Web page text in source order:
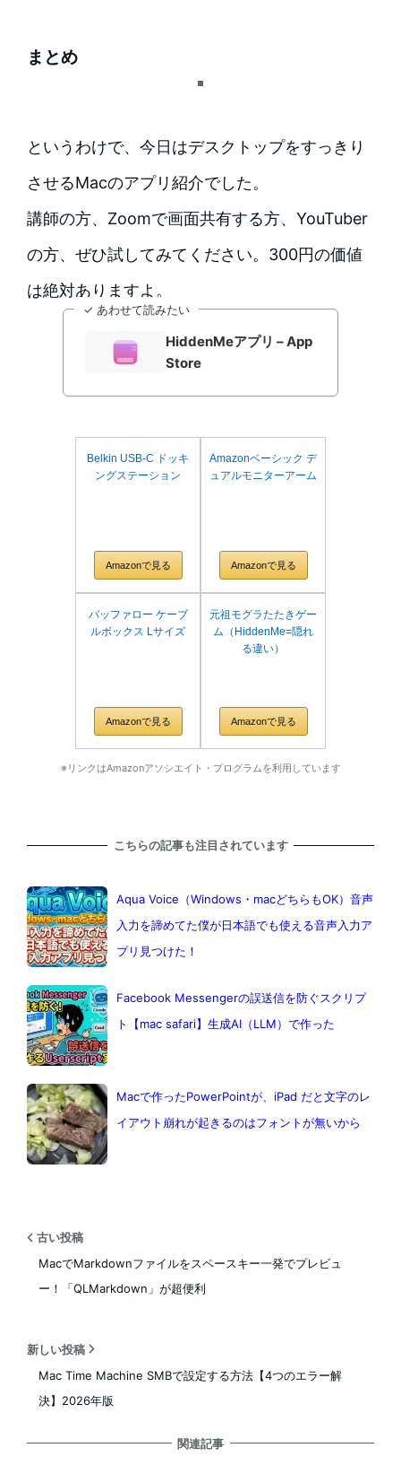
まとめ
というわけで、今日はデスクトップをすっきり
させるMacのアプリ紹介でした。
講師の方、Zoomで画面共有する方、YouTuber
の方、ぜひ試してみてください。300円の価値
は絶対ありますよ。
✓ あわせて読みたい
HiddenMeアプリ – App
Store
Belkin USB-C ドッキ
ングステーション
Amazonで見る
Amazonベーシック デ
ュアルモニターアーム
Amazonで見る
バッファロー ケーブ
ルボックス Lサイズ
Amazonで見る
元祖モグラたたきゲー
ム（HiddenMe=隠れ
る違い）
Amazonで見る
※リンクはAmazonアソシエイト・プログラムを利用しています
こちらの記事も注目されています
Aqua Voice（Windows・macどちらもOK）音声
入力を諦めてた僕が日本語でも使える音声入力ア
プリ見つけた！
Facebook Messengerの誤送信を防ぐスクリプ
ト【mac safari】生成AI（LLM）で作った
Macで作ったPowerPointが、iPad だと文字のレ
イアウト崩れが起きるのはフォントが無いから
古い投稿
MacでMarkdownファイルをスペースキー一発でプレビュ
ー！「QLMarkdown」が超便利
新しい投稿
Mac Time Machine SMBで設定する方法【4つのエラー解
決】2026年版
関連記事